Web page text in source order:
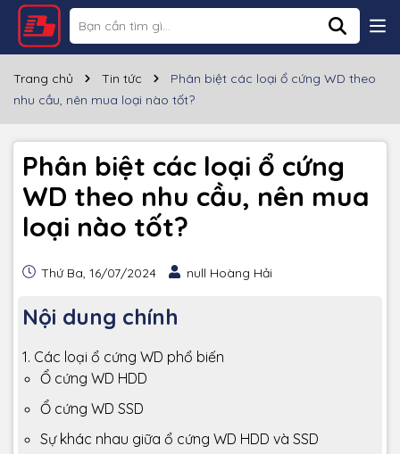
Trang chủ Tin tức
Phân biệt các loại ổ cứng WD theo
nhu cầu, nên mua loại nào tốt?
Phân biệt các loại ổ cứng
WD theo nhu cầu, nên mua
loại nào tốt?
Thứ Ba, 16/07/2024 null Hoàng Hải
Nội dung chính
1. Các loại ổ cứng WD phổ biến
Ổ cứng WD HDD
Ổ cứng WD SSD
Sự khác nhau giữa ổ cứng WD HDD và SSD